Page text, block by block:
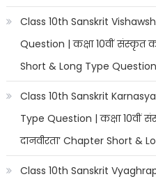
Class 10th Sanskrit
Question | कक्षा 10वीं संस्कृत का
Short & Long Type Question
Class 10th Sanskrit
Type Question | कक्षा 10वीं
दानवीरता’ Chapter Short &
Class 10th Sanskrit